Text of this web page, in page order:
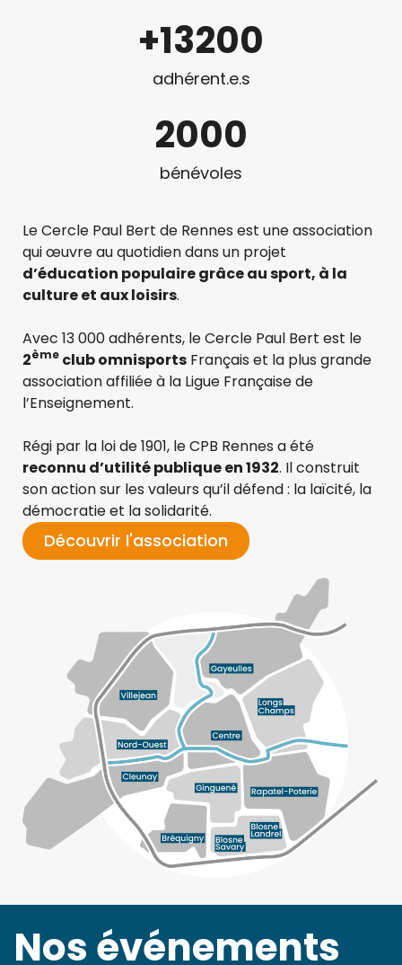
adhérent.e.s
+13200
bénévoles
2000
Le Cercle Paul Bert de Rennes est une association
qui œuvre au quotidien dans un projet
d’éducation populaire grâce au sport, à la
culture et aux loisirs.
Avec 13 000 adhérents, le Cercle Paul Bert est le
2ème club omnisports Français et la plus grande
association affiliée à la Ligue Française de
l’Enseignement.
Régi par la loi de 1901, le CPB Rennes a été
reconnu d’utilité publique en 1932. Il construit
son action sur les valeurs qu’il défend : la laïcité, la
démocratie et la solidarité.
Découvrir l'association
Nos événements